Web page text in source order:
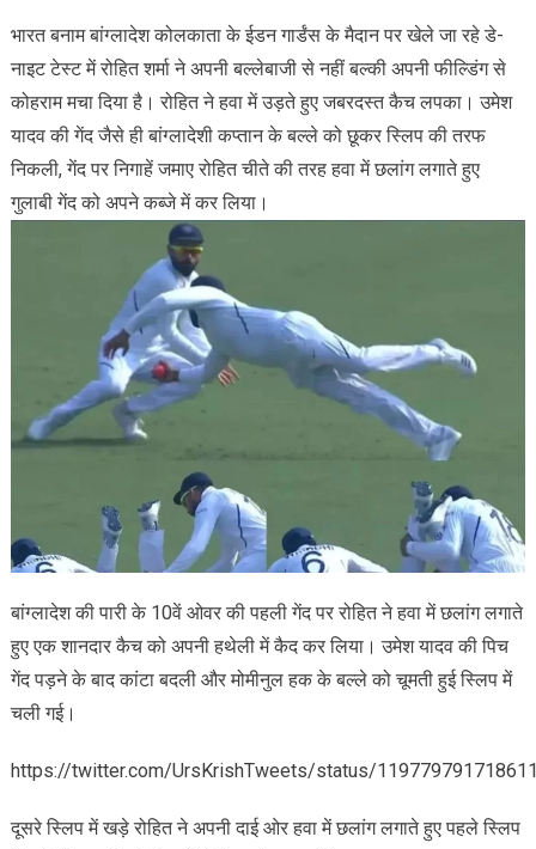
भारत बनाम बांग्लादेश कोलकाता के ईडन गार्डंस के मैदान पर खेले जा रहे डे-
नाइट टेस्ट में रोहित शर्मा ने अपनी बल्लेबाजी से नहीं बल्की अपनी फील्डिंग से
कोहराम मचा दिया है। रोहित ने हवा में उड़ते हुए जबरदस्त कैच लपका। उमेश
यादव की गेंद जैसे ही बांग्लादेशी कप्तान के बल्ले को छूकर स्लिप की तरफ
निकली, गेंद पर निगाहें जमाए रोहित चीते की तरह हवा में छलांग लगाते हुए
गुलाबी गेंद को अपने कब्जे में कर लिया।
बांग्लादेश की पारी के 10वें ओवर की पहली गेंद पर रोहित ने हवा में छलांग लगाते
हुए एक शानदार कैच को अपनी हथेली में कैद कर लिया। उमेश यादव की पिच
गेंद पड़ने के बाद कांटा बदली और मोमीनुल हक के बल्ले को चूमती हुई स्लिप में
चली गई।
https://twitter.com/UrsKrishTweets/status/
दूसरे स्लिप में खड़े रोहित ने अपनी दाई ओर हवा में छलांग लगाते हुए पहले स्लिप